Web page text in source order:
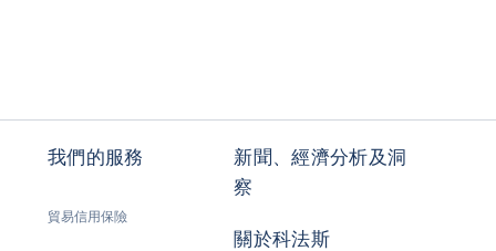
我們的服務
貿易信用保險
新聞、經濟分析及洞
察
關於科法斯